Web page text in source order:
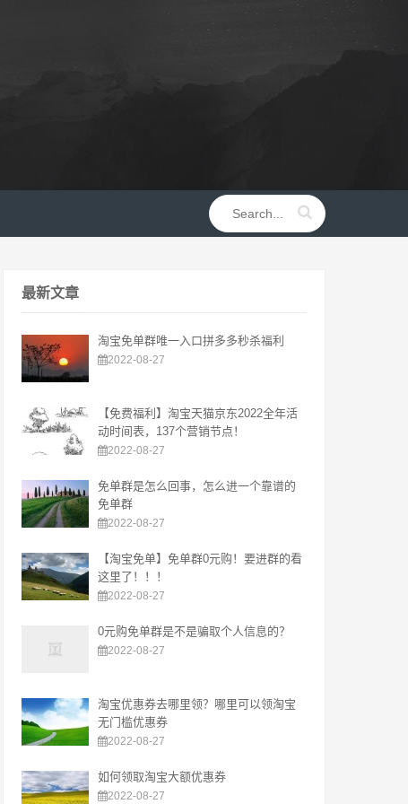
最新文章
淘宝免单群唯一入口拼多多秒杀福利
2022-08-27
【免费福利】淘宝天猫京东2022全年活
动时间表，137个营销节点！
2022-08-27
免单群是怎么回事，怎么进一个靠谱的
免单群
2022-08-27
【淘宝免单】免单群0元购！要进群的看
这里了！！！
2022-08-27
0元购免单群是不是骗取个人信息的？
2022-08-27
淘宝优惠券去哪里领？哪里可以领淘宝
无门槛优惠券
2022-08-27
如何领取淘宝大额优惠券
2022-08-27